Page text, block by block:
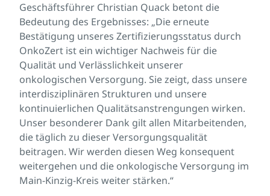
Geschäftsführer Christian Quack betont die
Bedeutung des Ergebnisses: „Die erneute
Bestätigung unseres Zertifizierungsstatus durch
OnkoZert ist ein wichtiger Nachweis für die
Qualität und Verlässlichkeit unserer
onkologischen Versorgung. Sie zeigt, dass unsere
interdisziplinären Strukturen und unsere
kontinuierlichen Qualitätsanstrengungen wirken.
Unser besonderer Dank gilt allen Mitarbeitenden,
die täglich zu dieser Versorgungsqualität
beitragen. Wir werden diesen Weg konsequent
weitergehen und die onkologische Versorgung im
Main-Kinzig-Kreis weiter stärken.“